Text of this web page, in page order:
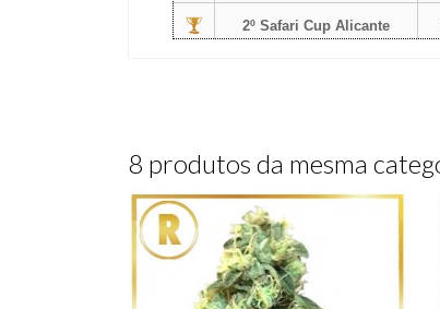
2º Safari Cup Alicante
8 produtos da mesma